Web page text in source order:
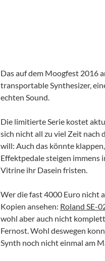
Das auf dem Moogfest 2016
transportable Synthesizer,
echten Sound.
Die limitierte Serie kostet
sich nicht all zu viel Zeit nach
will: Auch das könnte
Effektpedale steigen immens
Vitrine ihr Dasein fristen.
Wer die fast 4000 Euro nicht
Kopien ansehen: Roland SE-
wohl aber auch nicht
Fernost. Wohl deswegen
Synth noch nicht einmal am